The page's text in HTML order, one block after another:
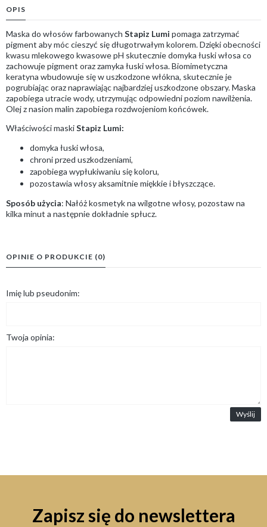
OPIS
Maska do włosów farbowanych Stapiz Lumi pomaga zatrzymać
pigment aby móc cieszyć się długotrwałym kolorem. Dzięki obecności
kwasu mlekowego kwasowe pH skutecznie domyka łuski włosa co
zachowuje pigment oraz zamyka łuski włosa. Biomimetyczna
keratyna wbudowuje się w uszkodzone włókna, skutecznie je
pogrubiając oraz naprawiając najbardziej uszkodzone obszary. Maska
zapobiega utracie wody, utrzymując odpowiedni poziom nawilżenia.
Olej z nasion malin zapobiega rozdwojeniom końcówek.
Właściwości maskiStapiz Lumi:
domyka łuski włosa,
chroni przed uszkodzeniami,
zapobiega wypłukiwaniu się koloru,
pozostawia włosy aksamitnie miękkie i błyszczące.
Sposób użycia: Nałóż kosmetyk na wilgotne włosy, pozostaw na
kilka minut a następnie dokładnie spłucz.
OPINIE O PRODUKCIE (0)
Imię lub pseudonim:
Twoja opinia:
Wyślij
Zapisz się do newslettera